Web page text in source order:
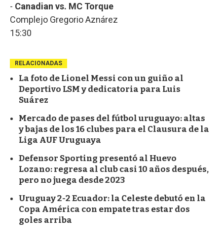
- Canadian vs. MC Torque
Complejo Gregorio Aznárez
15:30
RELACIONADAS
La foto de Lionel Messi con un guiño al
Deportivo LSM y dedicatoria para Luis
Suárez
Mercado de pases del fútbol uruguayo: altas
y bajas de los 16 clubes para el Clausura de la
Liga AUF Uruguaya
Defensor Sporting presentó al Huevo
Lozano: regresa al club casi 10 años después,
pero no juega desde 2023
Uruguay 2-2 Ecuador: la Celeste debutó en la
Copa América con empate tras estar dos
goles arriba